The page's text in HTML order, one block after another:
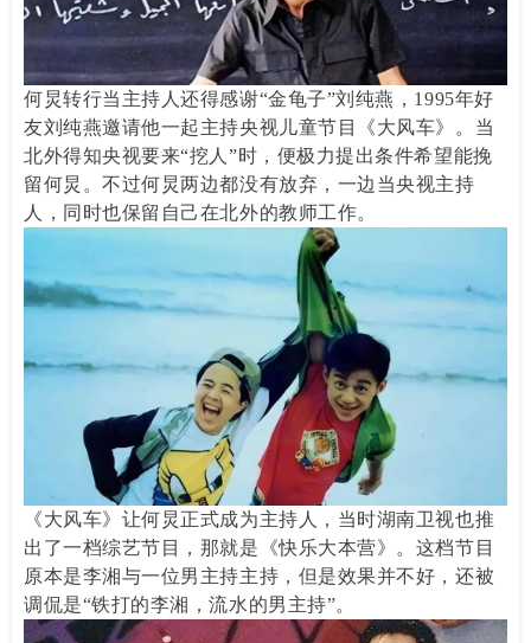
何炅转行当主持人还得感谢“金龟子”刘纯燕，1995年好
友刘纯燕邀请他一起主持央视儿童节目《大风车》。当
北外得知央视要来“挖人”时，便极力提出条件希望能挽
留何炅。不过何炅两边都没有放弃，一边当央视主持
人，同时也保留自己在北外的教师工作。
《大风车》让何炅正式成为主持人，当时湖南卫视也推
出了一档综艺节目，那就是《快乐大本营》。这档节目
原本是李湘与一位男主持主持，但是效果并不好，还被
调侃是“铁打的李湘，流水的男主持”。